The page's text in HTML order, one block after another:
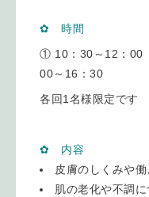
✿ 時間
① 10：30～12：
00～16：30
各回1名様限定です
✿ 内容
皮膚のしくみや働
肌の老化や不調に